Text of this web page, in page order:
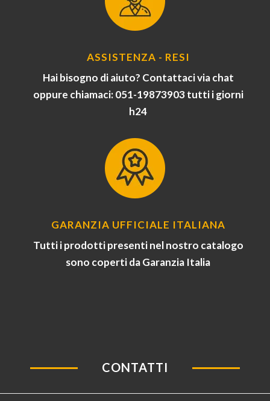
ASSISTENZA - RESI
Hai bisogno di aiuto? Contattaci via chat
oppure chiamaci: 051-19873903 tutti i giorni
h24
GARANZIA UFFICIALE ITALIANA
Tutti i prodotti presenti nel nostro catalogo
sono coperti da Garanzia Italia
CONTATTI